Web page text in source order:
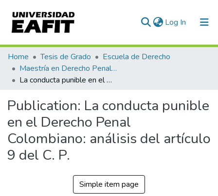
Log In (current)
Communities & Collections
All of DSpace
Home Tesis de Grado
Escuela de Derecho
Maestría en Derecho Penal (tesis)
La conducta punible en el Derecho Penal Colombiano: análisis del artículo 9 del C. P.
Publication: La conducta punible
en el Derecho Penal
Colombiano: análisis del artículo
9 del C. P.
Simple item page